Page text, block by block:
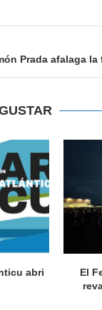
Prada afalaga
abri
El